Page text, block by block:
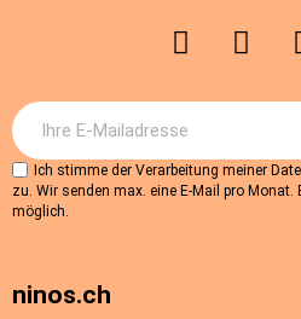
Ich stimme der Verarbeitung meiner
zu. Wir senden max. eine E-Mail pro
möglich.
ninos.ch